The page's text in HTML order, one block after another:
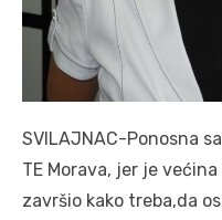
SVILAJNAC-Ponosna
TE Morava, jer je
završio kako treba,da